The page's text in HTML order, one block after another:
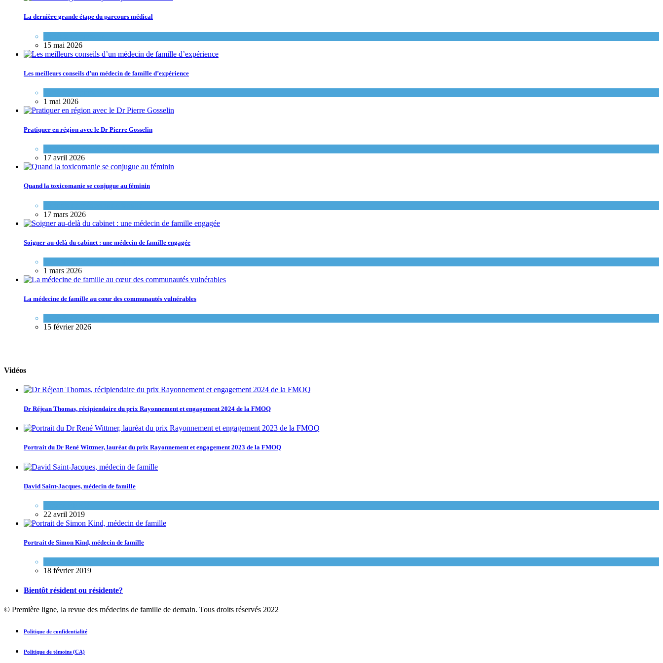
La dernière grande étape du parcours médical
15 mai 2026
Les meilleurs conseils d’un médecin de famille d’expérience
1 mai 2026
Pratiquer en région avec le Dr Pierre Gosselin
17 avril 2026
Quand la toxicomanie se conjugue au féminin
17 mars 2026
Soigner au-delà du cabinet : une médecin de famille engagée
1 mars 2026
La médecine de famille au cœur des communautés vulnérables
15 février 2026
Vidéos
Dr Réjean Thomas, récipiendaire du prix Rayonnement et engagement 2024 de la FMOQ
Portrait du Dr René Wittmer, lauréat du prix Rayonnement et engagement 2023 de la FMOQ
David Saint-Jacques, médecin de famille
22 avril 2019
Portrait de Simon Kind, médecin de famille
18 février 2019
Bientôt résident ou résidente?
© Première ligne, la revue des médecins de famille de demain. Tous droits réservés 2022
Politique de confidentialité
Politique de témoins (CA)